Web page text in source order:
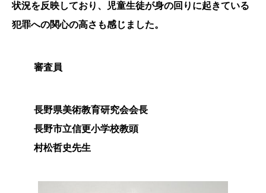
状況を反映しており、児童生徒が身の回りに起きている
犯罪への関心の高さも感じました。
審査員
長野県美術教育研究会会長
長野市立信更小学校教頭
村松哲史先生